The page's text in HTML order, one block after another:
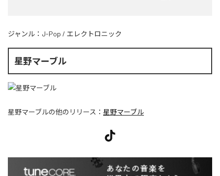
ジャンル： J-Pop / エレクトロニック
星野マーブル
星野マーブルの他のリリース： 星野マーブル